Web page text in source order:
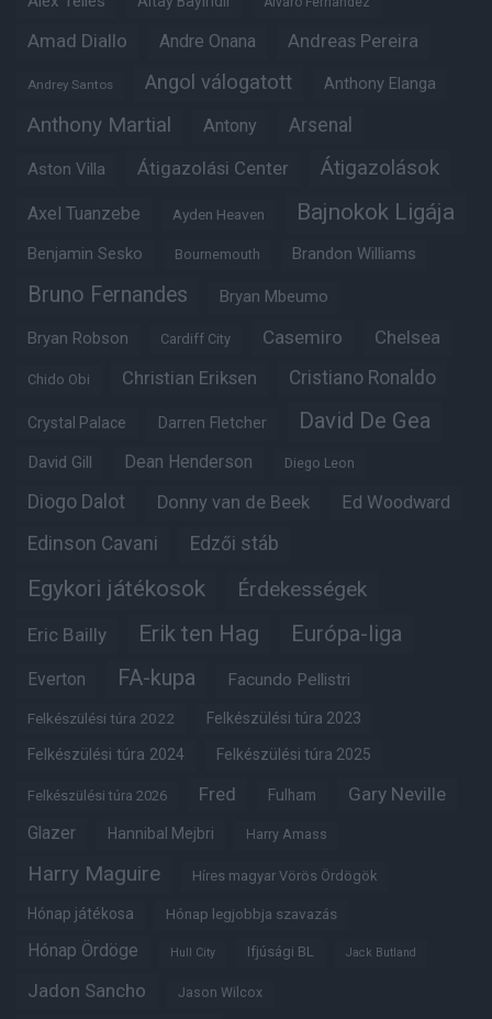
Amad Diallo Andre Onana Andreas Pereira
Andrey Santos Angol válogatott Anthony Elanga
Anthony Martial Antony Arsenal
Aston Villa Átigazolási Center Átigazolások
Axel Tuanzebe Ayden Heaven Bajnokok Ligája
Benjamin Sesko Bournemouth Brandon Williams
Bruno Fernandes Bryan Mbeumo
Bryan Robson Cardiff City Casemiro Chelsea
Chido Obi Christian Eriksen Cristiano Ronaldo
Crystal Palace Darren Fletcher David De Gea
David Gill Dean Henderson Diego Leon
Diogo Dalot Donny van de Beek Ed Woodward
Edinson Cavani Edzői stáb
Egykori játékosok Érdekességek
Eric Bailly Erik ten Hag Európa-liga
Everton FA-kupa Facundo Pellistri
Felkészülési túra 2022 Felkészülési túra 2023
Felkészülési túra 2024 Felkészülési túra 2025
Felkészülési túra 2026 Fred Fulham Gary Neville
Glazer Hannibal Mejbri Harry Amass
Harry Maguire Híres magyar Vörös Ördögök
Hónap játékosa Hónap legjobbja szavazás
Hónap Ördöge Hull City Ifjúsági BL Jack Butland
Jadon Sancho Jason Wilcox